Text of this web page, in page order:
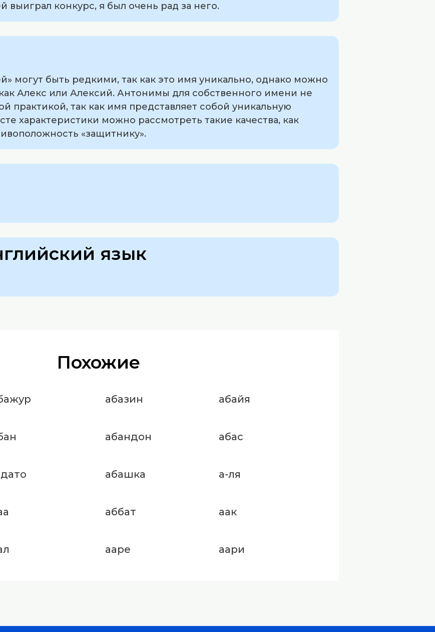
выиграл конкурс, я был очень рад за него.
могут быть редкими, так как это имя уникально, однако можно
Алекс или Алексий. Антонимы для собственного имени не
практикой, так как имя представляет собой уникальную
характеристики можно рассмотреть такие качества, как
«защитнику».
язык
Похожие
абазин абайя
абандон абас
абашка а-ля
аббат аак
ааре аари